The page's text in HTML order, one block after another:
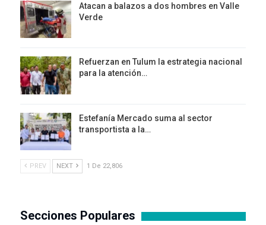
Atacan a balazos a dos hombres en Valle
Verde
Refuerzan en Tulum la estrategia nacional
para la atención…
Estefanía Mercado suma al sector
transportista a la…
PREV NEXT 1 De 22,806
Secciones Populares